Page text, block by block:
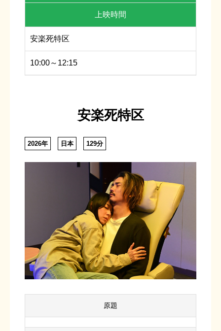
上映時間
安楽死特区
10:00～12:15
安楽死特区
2026年 日本 129分
原題